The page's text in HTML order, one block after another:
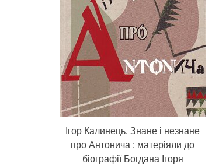
Ігор Калинець. Знане і незнане
про Антонича : матеріяли до
біографії Богдана Ігоря